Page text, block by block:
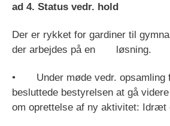
ad 4. Status vedr. hold
Der er rykket for gardiner til
der arbejdes på en løsning.
• Under møde vedr. opsamling
besluttede bestyrelsen at gå
om oprettelse af ny aktivitet: